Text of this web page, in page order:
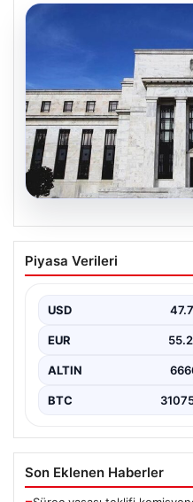
Fed faizi sabit tuttu
Piyasa Verileri
USD
EUR
ALTIN
BTC
Son Eklenen Haberler